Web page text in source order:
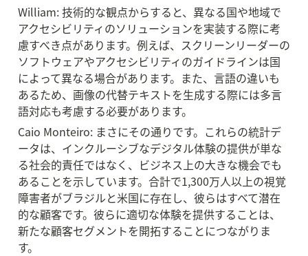
William: 技術的な観点からすると、異なる国や地域で
アクセシビリティのソリューションを実装する際に考
慮すべき点があります。例えば、スクリーンリーダーの
ソフトウェアやアクセシビリティのガイドラインは国
によって異なる場合があります。また、言語の違いも
あるため、画像の代替テキストを生成する際には多言
語対応も考慮する必要があります。
Caio Monteiro: まさにその通りです。これらの統計デ
ータは、インクルーシブなデジタル体験の提供が単な
る社会的責任ではなく、ビジネス上の大きな機会でも
あることを示しています。合計で1,300万人以上の視覚
障害者がブラジルと米国に存在し、彼らはすべて潜在
的な顧客です。彼らに適切な体験を提供することは、
新たな顧客セグメントを開拓することにつながりま
す。